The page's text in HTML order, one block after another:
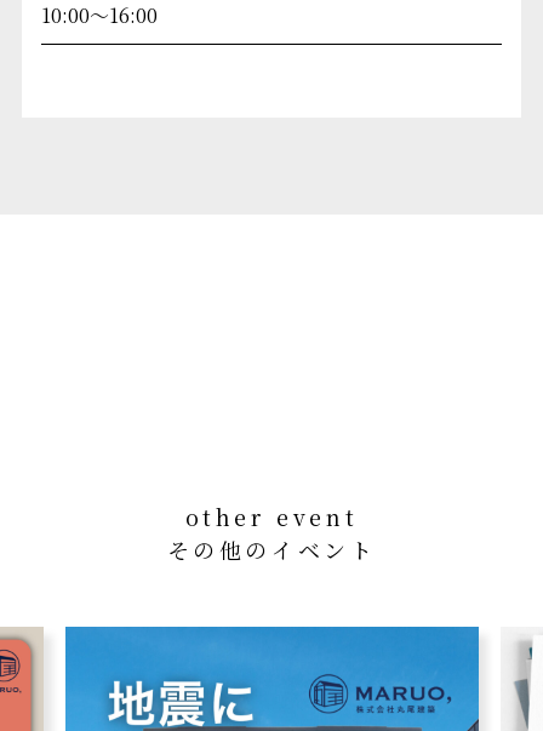
10:00～16:00
other event
その他のイベント